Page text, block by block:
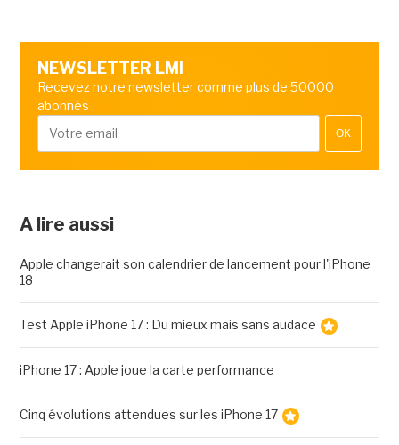
NEWSLETTER LMI
Recevez notre newsletter comme plus de 50000
abonnés
OK
A lire aussi
Apple changerait son calendrier de lancement pour l'iPhone
18
Test Apple iPhone 17 : Du mieux mais sans audace
iPhone 17 : Apple joue la carte performance
Cinq évolutions attendues sur les iPhone 17